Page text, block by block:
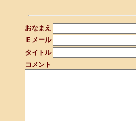
おなまえ
Ｅメール
タイトル
コメント